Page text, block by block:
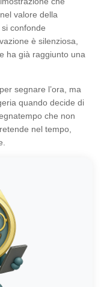
valore della
si confonde
è silenziosa,
ha già raggiunto una
segnare l’ora, ma
quando decide di
che non
nel tempo,